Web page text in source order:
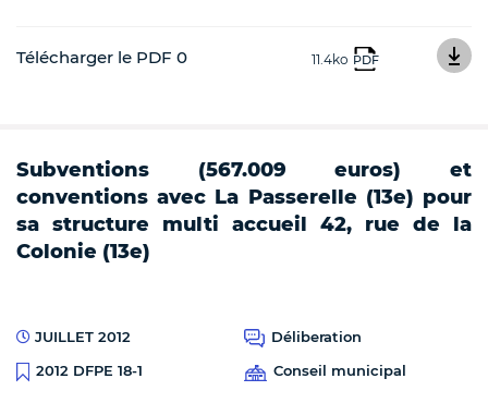
Télécharger le PDF 0 11.4ko PDF
Subventions (567.009 euros) et
conventions avec La Passerelle (13e) pour
sa structure multi accueil 42, rue de la
Colonie (13e)
JUILLET 2012
Déliberation
2012 DFPE 18-1
Conseil municipal